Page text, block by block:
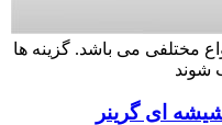
مختلفی می باشد. گزینه ها
شوند
ای گرینر